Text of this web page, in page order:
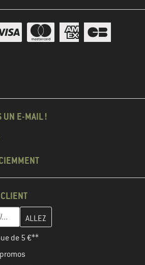
UN E-MAIL !
mail ici et créez votre compte client à la
de 5 €**